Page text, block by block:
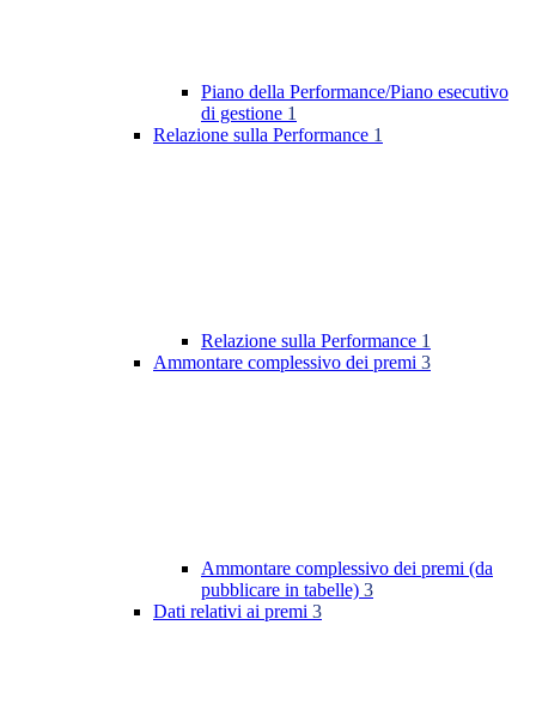
Piano della Performance/Piano esecutivo
di gestione 1
Relazione sulla Performance 1
Relazione sulla Performance 1
Ammontare complessivo dei premi 3
Ammontare complessivo dei premi (da
pubblicare in tabelle) 3
Dati relativi ai premi 3